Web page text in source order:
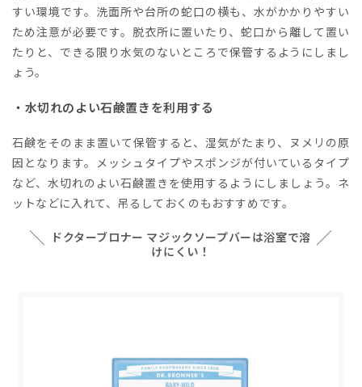
すい環境です。洗面所や台所の蛇口の横も、水がかかりやすい
ため注意が必要です。脱衣所に置いたり、蛇口から離して置い
たりと、できる限り水気のないところで保管するようにしまし
ょう。
・水切れのよい石鹸置きを利用する
石鹸をそのまま置いて保管すると、湿気がたまり、ヌメリの原
因となります。メッシュタイプやスポンジが付いているタイプ
など、水切れのよい石鹸置きを使用するようにしましょう。ネ
ットなどに入れて、吊るしておくのもおすすめです。
＼
ドクターブロナー マジックソープバーは浴室で溶
けにくい！
／